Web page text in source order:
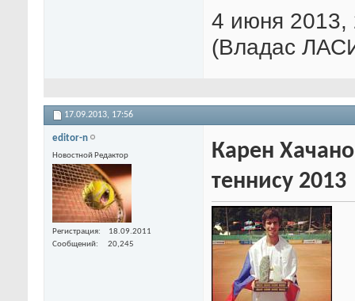
4 июня 2013,
(Владас
17.09.2013, 17:56
editor-n
Новостной Редактор
Регистрация
18.09.2011
Сообщений
20,245
Карен
теннису 2013